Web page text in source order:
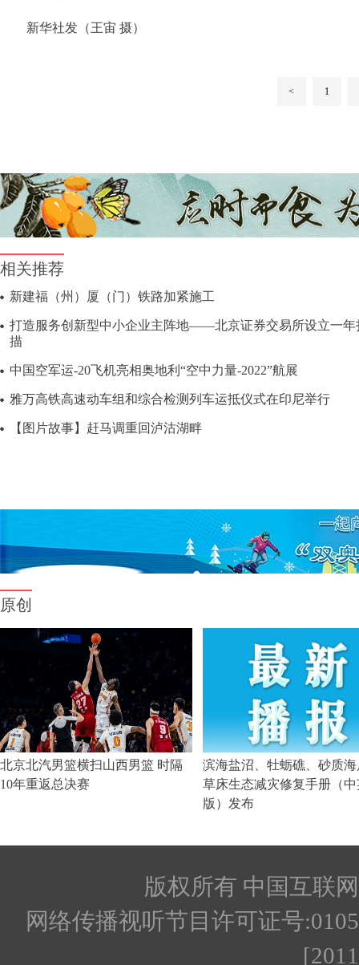
新华社发（王宙 摄）
< 1
相关推荐
新建福（州）厦（门）铁路加紧施工
打造服务创新型中小企业主阵地——北京证券交易所设立一年
描
中国空军运-20飞机亮相奥地利“空中力量-2022”航展
雅万高铁高速动车组和综合检测列车运抵仪式在印尼举行
【图片故事】赶马调重回泸沽湖畔
版权所有 中国互联
网络传播视听节目许可证号